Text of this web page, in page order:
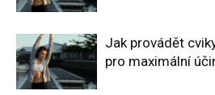
Jak provádět
pro maximální